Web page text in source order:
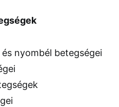
nyombél betegségei